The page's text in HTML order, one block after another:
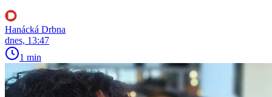
Hanácká Drbna
dnes, 13:47
1 min